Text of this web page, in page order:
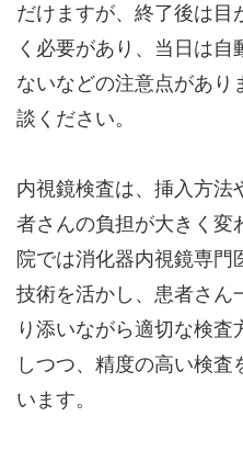
だけますが、終了後は目
く必要があり、当日は自
ないなどの注意点があり
談ください。
内視鏡検査は、挿入方法
者さんの負担が大きく変
院では消化器内視鏡専門
技術を活かし、患者さん
り添いながら適切な検
しつつ、精度の高い検
います。